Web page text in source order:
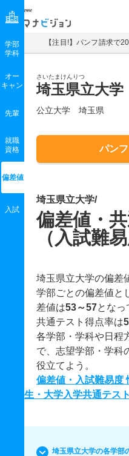
マナビジョン
【注目!】パンフ請求で
さいたまけんりつ
埼玉県立大学
公立大学 埼玉県
パン
学部
学科
オー
キャン
先輩
就職
資格
偏差値
入試
埼玉県立大学/
偏差値・
（入試難易
埼玉県立大学の偏差
学部ごとの偏差値と
差値は53～57となっ
共通テスト得点率は
各学部・学科や日程
で、志望学部・学科
役立てよう。
偏差値・入試難易度
生・大学入学共通テス
埼玉県立大学の各学部